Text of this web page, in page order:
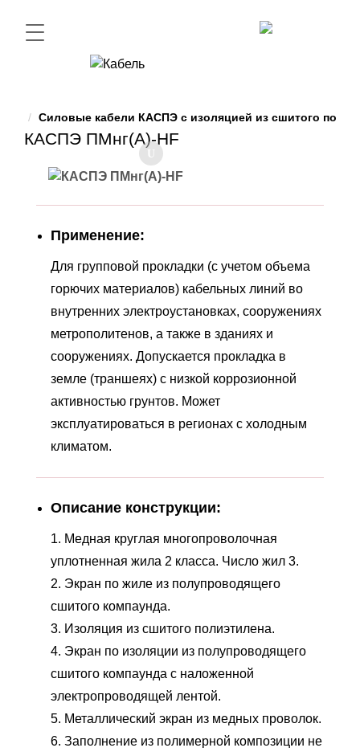
Силовые кабели КАСПЭ с изоляцией из сшитого
КАСПЭ ПМнг(А)-HF
Применение:
Для групповой прокладки (с учетом объема
горючих материалов) кабельных линий во
внутренних электроустановках, сооружениях
метрополитенов, а также в зданиях и
сооружениях. Допускается прокладка в
земле (траншеях) с низкой коррозионной
активностью грунтов. Может
эксплуатироваться в регионах с холодным
климатом.
Описание конструкции:
1. Медная круглая многопроволочная
уплотненная жила 2 класса. Число жил 3.
2. Экран по жиле из полупроводящего
сшитого компаунда.
3. Изоляция из сшитого полиэтилена.
4. Экран по изоляции из полупроводящего
сшитого компаунда с наложенной
электропроводящей лентой.
5. Металлический экран из медных проволок.
6. Заполнение из полимерной композиции не